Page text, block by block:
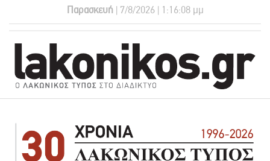
Παρασκευή | 7/8/2026 | 1:16:09 μμ